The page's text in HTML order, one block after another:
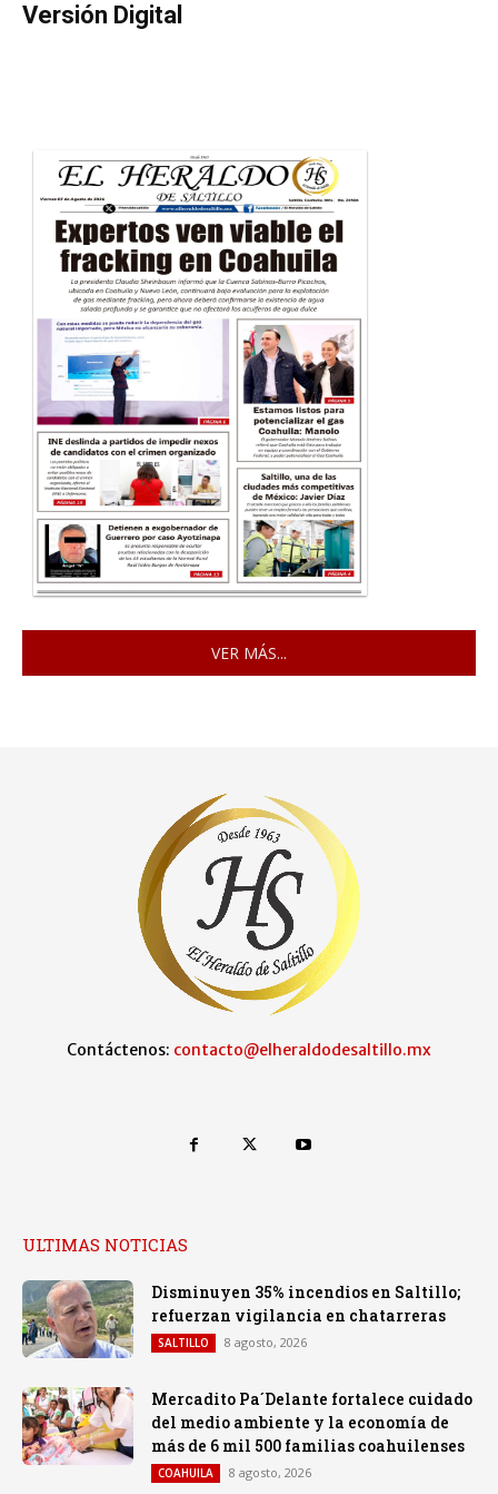
Versión Digital
VER MÁS...
Contáctenos: contacto@elheraldodesaltillo.mx
ULTIMAS NOTICIAS
Disminuyen 35% incendios en Saltillo;
refuerzan vigilancia en chatarreras
SALTILLO 8 agosto, 2026
Mercadito Pa´Delante fortalece cuidado
del medio ambiente y la economía de
más de 6 mil 500 familias coahuilenses
COAHUILA 8 agosto, 2026